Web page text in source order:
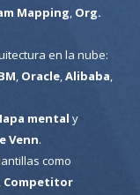
Mapping Org.
en la nube:
Oracle, Alibaba
mental y
Venn.
como
Competitor